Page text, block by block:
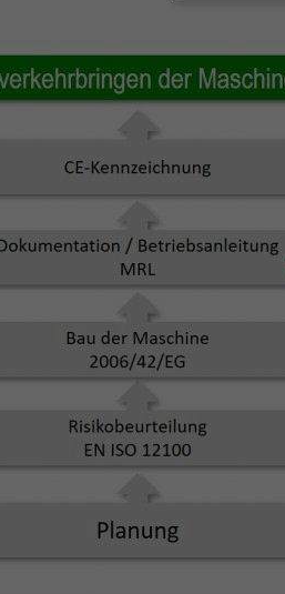
Wenn Sie
geben
Wir
von ihnen
(z. B. IP-
Anzeigen-
Ihrer Daten
Einwilligung
anzeigen
Essenzielle
Funktion der